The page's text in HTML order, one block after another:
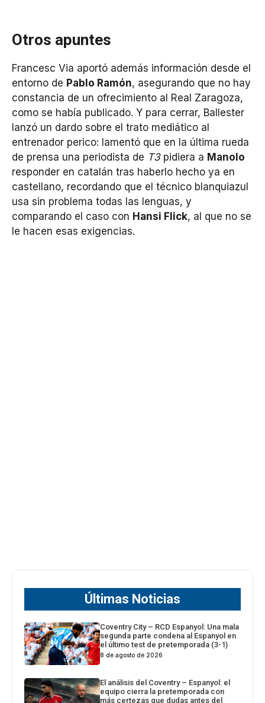
Otros apuntes
Francesc Via aportó además información desde el
entorno de Pablo Ramón, asegurando que no hay
constancia de un ofrecimiento al Real Zaragoza,
como se había publicado. Y para cerrar, Ballester
lanzó un dardo sobre el trato mediático al
entrenador perico: lamentó que en la última rueda
de prensa una periodista de T3pidiera a Manolo
responder en catalán tras haberlo hecho ya en
castellano, recordando que el técnico blanquiazul
usa sin problema todas las lenguas, y
comparando el caso con Hansi Flick, al que no se
le hacen esas exigencias.
Últimas Noticias
Coventry City – RCD Espanyol: Una mala
segunda parte condena al Espanyol en
el último test de pretemporada (3-1)
8 de agosto de 2026
El análisis del Coventry – Espanyol: el
equipo cierra la pretemporada con
más certezas que dudas antes del